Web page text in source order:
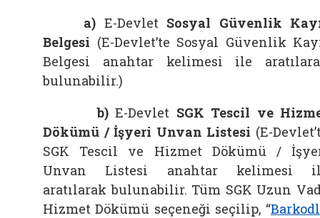
a) E-Devlet Sosyal Güvenlik
Belgesi (E-Devlet’te Sosyal Güvenlik
Belgesi anahtar kelimesi ile
bulunabilir.)
b)E-Devlet SGK Tescil ve
Dökümü / İşyeri Unvan Listesi (E-
SGK Tescil ve Hizmet Dökümü /
Unvan Listesi anahtar kelimesi
aratılarak bulunabilir. Tüm SGK Uzun
Hizmet Dökümü seçeneği seçilip, “